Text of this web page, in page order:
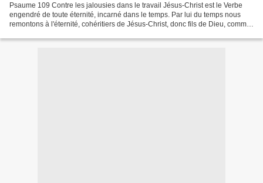
Psaume 109 Contre les jalousies dans le travail Jésus-Christ est le Verbe
engendré de toute éternité, incarné dans le temps. Par lui du temps nous
remontons à l'éternité, cohéritiers de Jésus-Christ, donc fils de Dieu, comme